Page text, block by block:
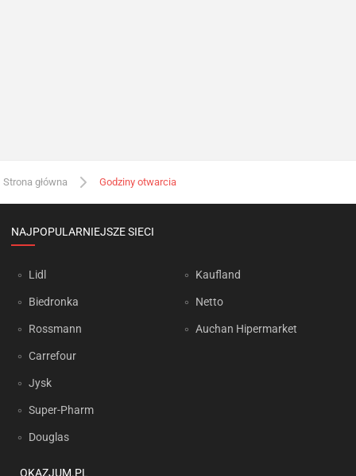
Strona główna Godziny otwarcia
NAJPOPULARNIEJSZE SIECI
Lidl
Biedronka
Rossmann
Carrefour
Jysk
Super-Pharm
Douglas
Kaufland
Netto
Auchan Hipermarket
OKAZJUM.PL